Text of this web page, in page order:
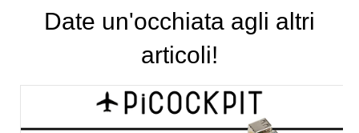
Date un'occhiata agli altri
articoli!